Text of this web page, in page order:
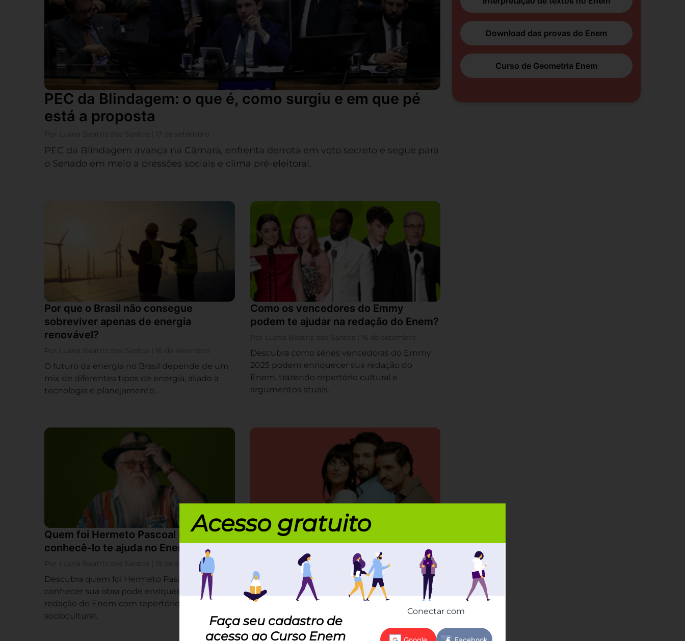
PEC da Blindagem: o que é, como surgiu e em que pé
está a proposta
Por Luana Beatriz dos Santos | 17 de setembro
PEC da Blindagem avança na Câmara, enfrenta derrota em voto secreto e segue para
o Senado em meio a pressões sociais e clima pré-eleitoral.
Por que o Brasil não consegue
sobreviver apenas de energia
renovável?
Por Luana Beatriz dos Santos | 16 de setembro
O futuro da energia no Brasil depende de um
mix de diferentes tipos de energia, aliado a
tecnologia e planejamento...
Como os vencedores do Emmy
podem te ajudar na redação do Enem?
Por Luana Beatriz dos Santos | 16 de setembro
Descubra como séries vencedoras do Emmy
2025 podem enriquecer sua redação do
Enem, trazendo repertório cultural e
argumentos atuais.
Quem foi Hermeto Pascoal e como
conhecê-lo te ajuda no Enem?
Por Luana Beatriz dos Santos | 15 de setembro
Descubra quem foi Hermeto Pascoal e como
conhecer sua obra pode enriquecer sua
redação do Enem com repertório
sociocultural.
Como usar Amores Materialistas na
Por Luana Beatriz dos Santos | 15 de setembro
Descubra como usar o filme Amores
Materialistas na redação do Enem,
relacionando-o a Marx, Bauman e Bourdieu
para enriquecer seus...
Download das provas do Enem
Curso de Geometria Enem
Acesso gratuito
Faça seu cadastro de
acesso ao Curso Enem
Conectar com